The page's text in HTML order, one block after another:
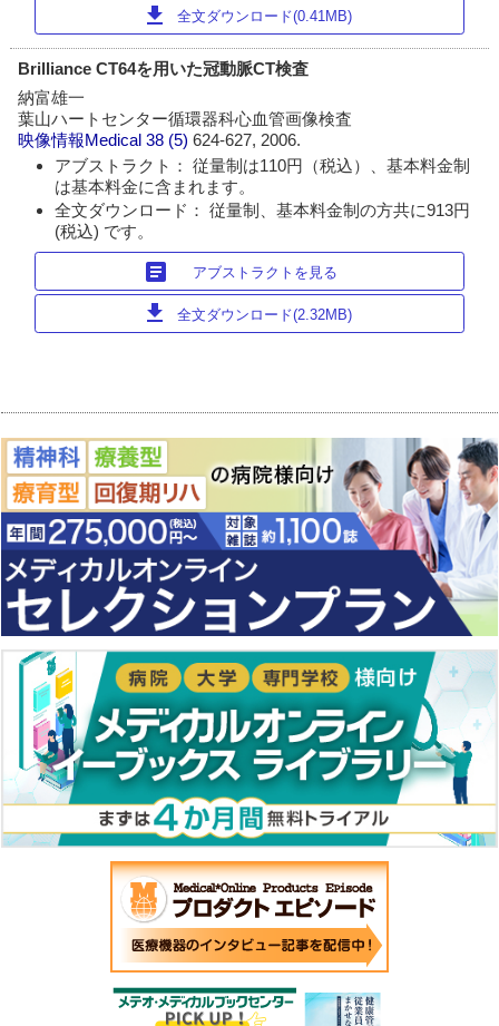
download 全文ダウンロード(0.41MB)
Brilliance CT64を用いた冠動脈CT検査
納富雄一
葉山ハートセンター循環器科心血管画像検査
映像情報Medical 38 (5)624-627, 2006.
アブストラクト： 従量制は110円（税込）、基本料金制
は基本料金に含まれます。
全文ダウンロード： 従量制、基本料金制の方共に913円
(税込) です。
article アブストラクトを見る
download 全文ダウンロード(2.32MB)